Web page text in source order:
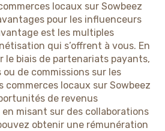
locaux sur Sowbeez
pour les influenceurs
est les multiples
qui s’offrent à vous. En
le biais de partenariats payants,
de commissions sur les
commerces locaux sur Sowbeez
de revenus
misant sur des collaborations
obtenir une rémunération